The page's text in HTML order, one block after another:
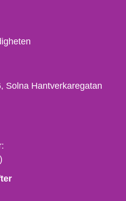
Solna Hantverkaregatan